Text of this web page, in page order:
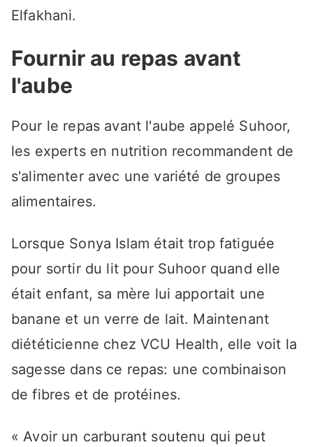
Elfakhani.
Fournir au repas avant
l'aube
Pour le repas avant l'aube appelé Suhoor,
les experts en nutrition recommandent de
s'alimenter avec une variété de groupes
alimentaires.
Lorsque Sonya Islam était trop fatiguée
pour sortir du lit pour Suhoor quand elle
était enfant, sa mère lui apportait une
banane et un verre de lait. Maintenant
diététicienne chez VCU Health, elle voit la
sagesse dans ce repas: une combinaison
de fibres et de protéines.
« Avoir un carburant soutenu qui peut